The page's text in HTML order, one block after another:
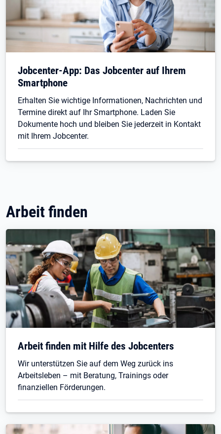
Jobcenter-App: Das Jobcenter auf Ihrem
Smartphone
Erhalten Sie wichtige Informationen, Nachrichten und
Termine direkt auf Ihr Smartphone. Laden Sie
Dokumente hoch und bleiben Sie jederzeit in Kontakt
mit Ihrem Jobcenter.
Arbeit finden
Arbeit finden mit Hilfe des Jobcenters
Wir unterstützen Sie auf dem Weg zurück ins
Arbeitsleben – mit Beratung, Trainings oder
finanziellen Förderungen.